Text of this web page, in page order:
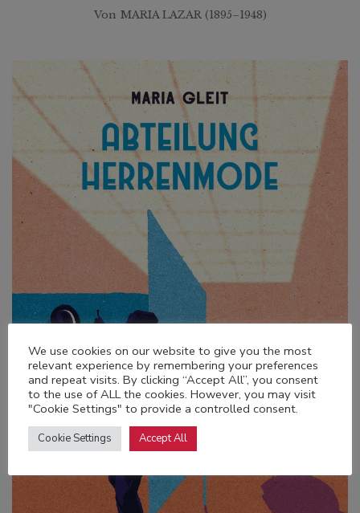
Von MARIA LAZAR (1895–1948)
We use cookies on our website to give you the most
relevant experience by remembering your preferences
and repeat visits. By clicking “Accept All”, you consent
to the use of ALL the cookies. However, you may visit
"Cookie Settings" to provide a controlled consent.
Cookie Settings Accept All